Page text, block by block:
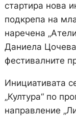
стартира нова
подкрепа на
наречена
Даниела
фестивалните
Инициативата
„Култура“ по
направление